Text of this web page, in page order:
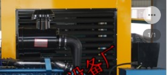
1/1